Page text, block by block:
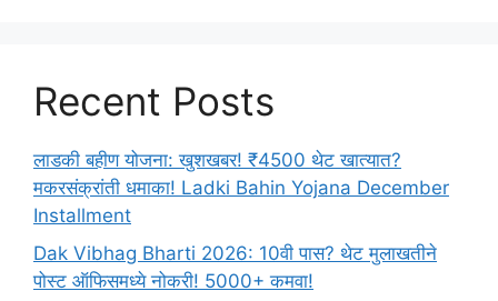
लगेच
अर्ज!
Apply
Recent Posts
लाडकी बहीण योजना: खुशखबर! ₹4500 थेट खात्यात?
मकरसंक्रांती धमाका! Ladki Bahin Yojana December
Installment
Dak Vibhag Bharti 2026: 10वी पास? थेट मुलाखतीने
पोस्ट ऑफिसमध्ये नोकरी! 5000+ कमवा!